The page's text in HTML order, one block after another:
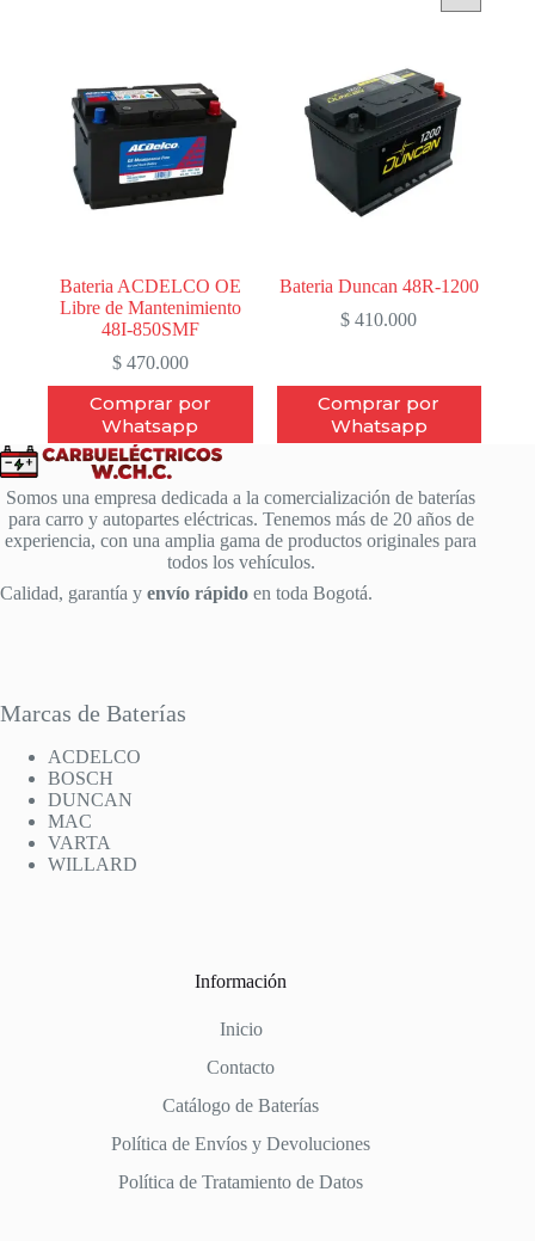
Bateria ACDELCO OE
Libre de Mantenimiento
48I-850SMF
$470.000
Comprar por
Whatsapp
Bateria Duncan 48R-1200
$ 410.000
Comprar por
Whatsapp
Somos una empresa dedicada a la comercialización de baterías
para carro y autopartes eléctricas. Tenemos más de 20 años de
experiencia, con una amplia gama de productos originales para
todos los vehículos.
Calidad, garantía y envío rápido en toda Bogotá.
Marcas de Baterías
ACDELCO
BOSCH
DUNCAN
MAC
VARTA
WILLARD
Información
Inicio
Contacto
Catálogo de Baterías
Política de Envíos y Devoluciones
Política de Tratamiento de Datos